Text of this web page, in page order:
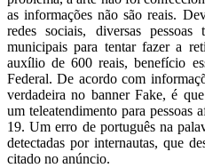
as informações não são reais.
redes sociais, diversas
municipais para tentar fazer a
auxílio de 600 reais, benefício
Federal. De acordo com
verdadeira no banner Fake, é
um teleatendimento para pessoas
19. Um erro de português na
detectadas por internautas, que
citado no anúncio.